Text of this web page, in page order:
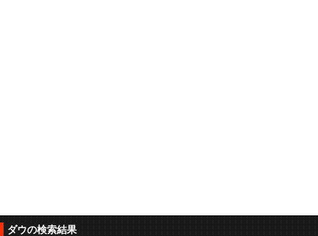
ダウの検索結果